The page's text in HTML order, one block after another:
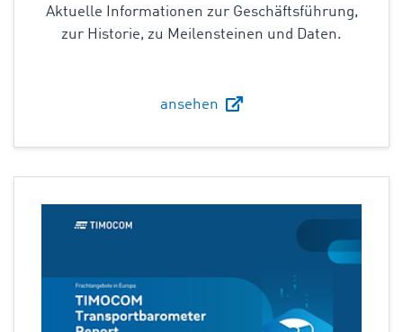
Aktuelle Informationen zur Geschäftsführung,
zur Historie, zu Meilensteinen und Daten.
ansehen